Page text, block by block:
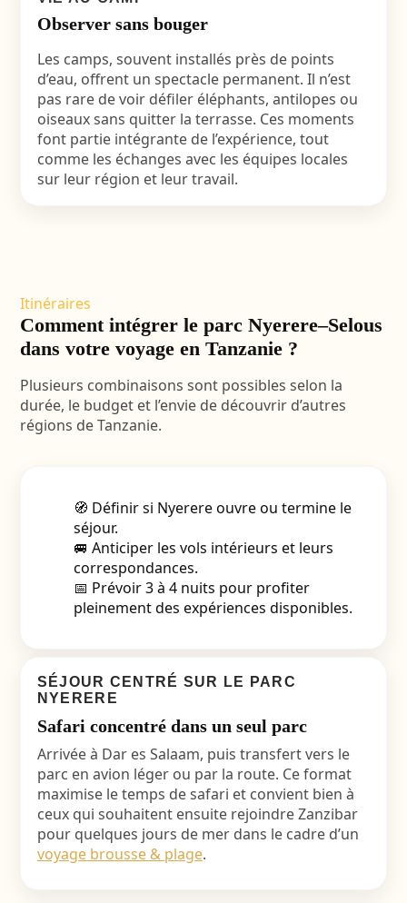
Observer sans bouger
Les camps, souvent installés près de points
d’eau, offrent un spectacle permanent. Il n’est
pas rare de voir défiler éléphants, antilopes ou
oiseaux sans quitter la terrasse. Ces moments
font partie intégrante de l’expérience, tout
comme les échanges avec les équipes locales
sur leur région et leur travail.
Itinéraires
Comment intégrer le parc Nyerere–Selous
dans votre voyage en Tanzanie ?
Plusieurs combinaisons sont possibles selon la
durée, le budget et l’envie de découvrir d’autres
régions de Tanzanie.
🧭 Définir si Nyerere ouvre ou termine le
séjour.
🚐 Anticiper les vols intérieurs et leurs
correspondances.
📅 Prévoir 3 à 4 nuits pour profiter
pleinement des expériences disponibles.
SÉJOUR CENTRÉ SUR LE PARC
NYERERE
Safari concentré dans un seul parc
Arrivée à Dar es Salaam, puis transfert vers le
parc en avion léger ou par la route. Ce format
maximise le temps de safari et convient bien à
ceux qui souhaitent ensuite rejoindre Zanzibar
pour quelques jours de mer dans le cadre d’un
voyage brousse & plage.